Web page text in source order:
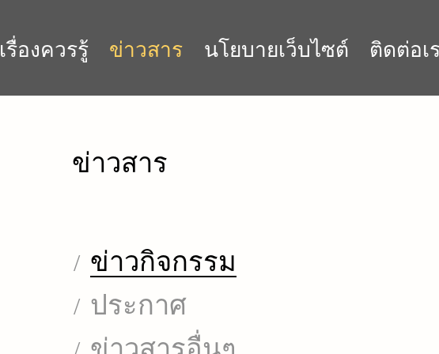
เรื่องควรรู้ ข่าวสาร นโยบายเว็บไซต์ ติดต่อเ
ข่าวสาร
ข่าวกิจกรรม
ประกาศ